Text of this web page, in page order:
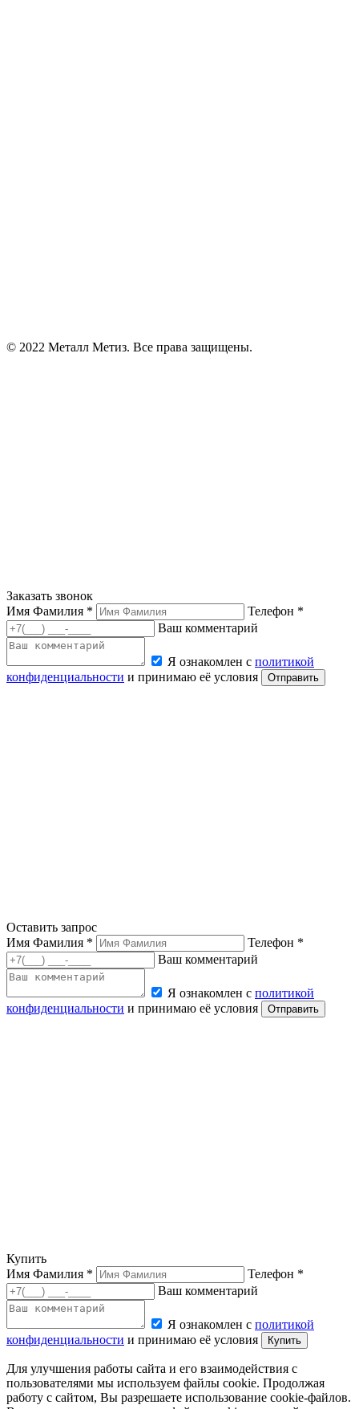
© 2022 Металл Метиз. Все права защищены.
Заказать звонок
Имя Фамилия *
Телефон *
Ваш комментарий
Я ознакомлен с политикой
конфиденциальности и принимаю её условия Отправить
Оставить запрос
Имя Фамилия *
Телефон *
Ваш комментарий
Я ознакомлен с политикой
конфиденциальности и принимаю её условия Отправить
Купить
Имя Фамилия *
Телефон *
Ваш комментарий
Я ознакомлен с политикой
конфиденциальности и принимаю её условия Купить
Для улучшения работы сайта и его взаимодействия с
пользователями мы используем файлы cookie. Продолжая
работу с сайтом, Вы разрешаете использование cookie-файлов.